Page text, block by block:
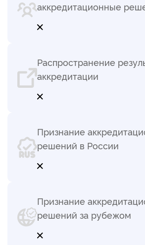
аккредитационные
Распространение
аккредитации
Признание
решений в России
Признание
решений за рубежом